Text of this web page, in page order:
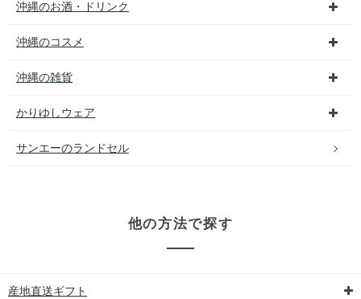
沖縄のお酒・ドリンク
沖縄のコスメ
沖縄の雑貨
かりゆしウェア
サンエーのランドセル
他の方法で探す
産地直送ギフト